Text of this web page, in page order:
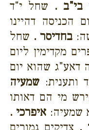
בי"ב . שחל י"ד
הכניסה דהיינו
בחדיסר . שחל
מקדימין ליום
דאע"ג שהוא יום
ותענית: שמעיה
מי הם דאותו
שמעיה: איפרכי .